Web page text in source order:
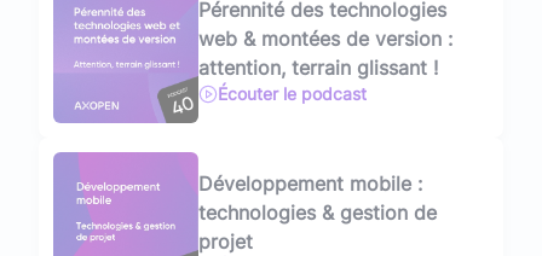
Pérennité des technologies
web & montées de version :
attention, terrain glissant !
Écouter le podcast
Développement mobile :
technologies & gestion de
projet